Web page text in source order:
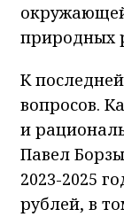
природных
К
вопросов.
и
Павел
2023-2025
рублей, в